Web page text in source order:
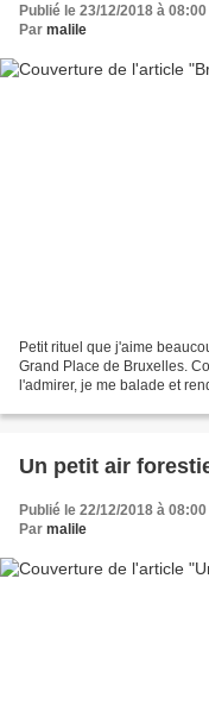
Publié le 23/12/2018 à 08:00
Par malile
Petit rituel que j'aime
Grand Place de Bruxelles.
l'admirer, je me balade et
Un petit air
Publié le 22/12/2018 à 08:00
Par malile